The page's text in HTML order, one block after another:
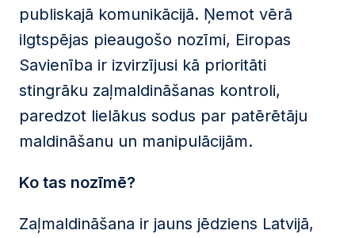
publiskajā komunikācijā. Ņemot vērā
ilgtspējas pieaugošo nozīmi, Eiropas
Savienība ir izvirzījusi kā prioritāti
stingrāku zaļmaldināšanas kontroli,
paredzot lielākus sodus par patērētāju
maldināšanu un manipulācijām.
Ko tas nozīmē?
Zaļmaldināšana ir jauns jēdziens Latvijā,